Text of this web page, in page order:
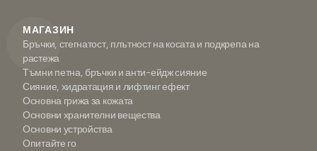
МАГАЗИН
Бръчки, стегнатост, плътност на косата и подкрепа на
растежа
Тъмни петна, бръчки и анти-ейдж сияние
Сияние, хидратация и лифтинг ефект
Основна грижа за кожата
Основни хранителни вещества
Основни устройства
Опитайте го